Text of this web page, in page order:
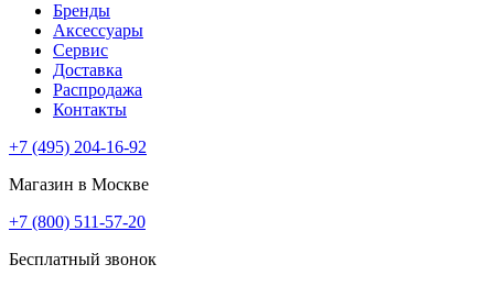
Бренды
Аксессуары
Сервис
Доставка
Распродажа
Контакты
+7 (495) 204-16-92
Магазин в Москве
+7 (800) 511-57-20
Бесплатный звонок